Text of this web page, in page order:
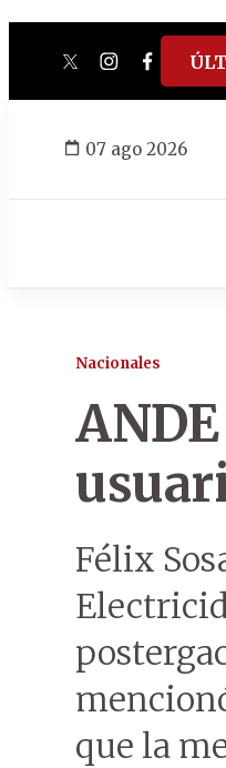
twitterinstagram
07 ago 2026
Nacionales
Félix
que la